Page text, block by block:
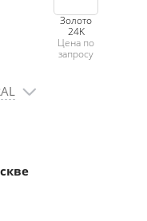
Золото
24K
Цена по
запросу